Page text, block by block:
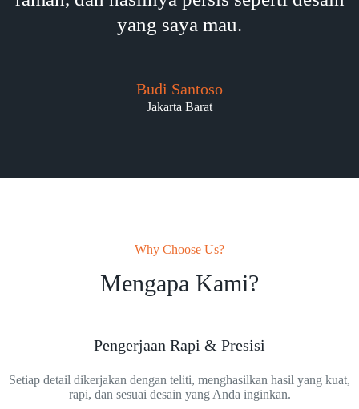
yang saya mau.
Budi Santoso
Jakarta Barat
Why Choose Us?
Mengapa Kami?
Pengerjaan Rapi & Presisi
Setiap detail dikerjakan dengan teliti, menghasilkan hasil yang kuat,
rapi, dan sesuai desain yang Anda inginkan.